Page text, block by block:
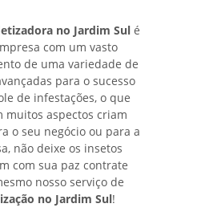
no Jardim Sul é
com um vasto
de uma variedade de
para o sucesso
de infestações, o que
muitos aspectos criam
o seu negócio ou para a
não deixe os insetos
com sua paz contrate
nosso serviço de
no Jardim Sul!